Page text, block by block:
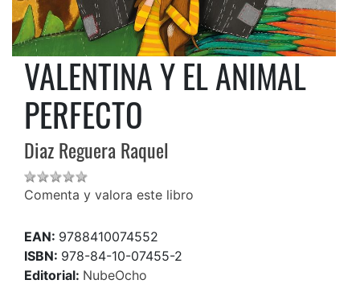
VALENTINA Y EL ANIMAL
PERFECTO
Diaz Reguera Raquel
Comenta y valora este libro
EAN: 9788410074552
ISBN: 978-84-10-07455-2
Editorial: NubeOcho